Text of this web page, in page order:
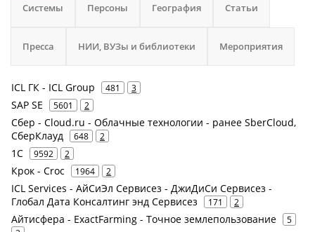
Системы Персоны География Статьи
Пресса НИИ, ВУЗы и библиотеки Мероприятия
ICL ГК - ICL Group 481 3
SAP SE 5601 2
Сбер - Cloud.ru - Облачные технологии - ранее SberCloud,
СберКлауд
648 2
1С 9592 2
Крок - Croc 1964 2
ICL Services - АйСиЭл Сервисез - ДжиДиСи Сервисез -
Глобал Дата Консалтинг энд Сервисез
171 2
Айтисфера - ExactFarming - Точное землепользование
5